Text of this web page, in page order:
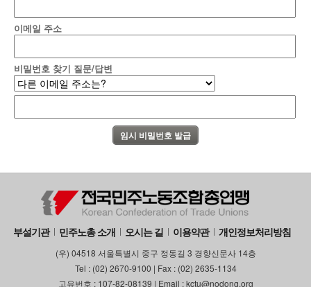
이메일 주소
비밀번호 찾기 질문/답변
부설기관 민주노총 소개 오시는 길 이용약관 개인정보처리방침
(우) 04518 서울특별시 중구 정동길 3 경향신문사 14층
Tel : (02) 2670-9100 | Fax : (02) 2635-1134
고유번호 : 107-82-08139 | Email : kctu@nodong.org
업무